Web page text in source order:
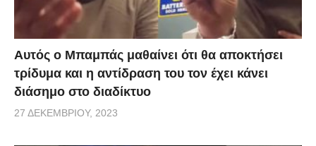
Αυτός ο Μπαμπάς μαθαίνει ότι θα αποκτήσει
τρίδυμα και η αντίδραση του τον έχει κάνει
διάσημο στο διαδίκτυο
27 ΔΕΚΕΜΒΡΊΟΥ, 2023